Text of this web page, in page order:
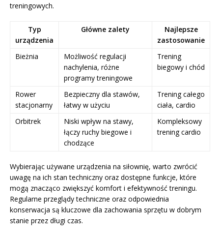
treningowych.
Typ
urządzenia
Główne zalety
Najlepsze
zastosowanie
Bieżnia
Możliwość regulacji
nachylenia, różne
programy treningowe
Trening
biegowy i chód
Rower
stacjonarny
Bezpieczny dla stawów,
łatwy w użyciu
Trening całego
ciała, cardio
Orbitrek
Niski wpływ na stawy,
łączy ruchy biegowe i
chodzące
Kompleksowy
trening cardio
Wybierając używane urządzenia na siłownię, warto zwrócić
uwagę na ich stan techniczny oraz dostępne funkcje, które
mogą znacząco zwiększyć komfort i efektywność treningu.
Regularne przeglądy techniczne oraz odpowiednia
konserwacja są kluczowe dla zachowania sprzętu w dobrym
stanie przez długi czas.